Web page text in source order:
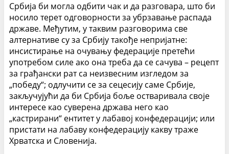
Србија би могла одбити чак и да разговара, што би
носило терет одговорности за убрзавање распада
државе. Међутим, у таквим разговорима све
алтернативе су за Србију такође непријатне:
инсистирање на очувању федерације претећи
употребом силе ако она треба да се сачува – рецепт
за грађански рат са неизвесним изгледом за
„победу“; одлучити се за сецесију саме Србије,
закључујући да би Србија боље остваривала своје
интересе као суверена држава него као
„кастрирани“ ентитет у лабавој конфедерацији; или
пристати на лабаву конфедерацију какву траже
Хрватска и Словенија.